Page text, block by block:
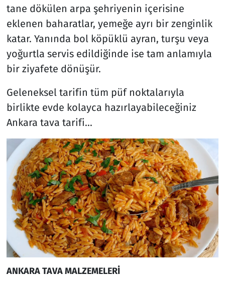
tane dökülen arpa şehriyenin içerisine
eklenen baharatlar, yemeğe ayrı bir zenginlik
katar. Yanında bol köpüklü ayran, turşu veya
yoğurtla servis edildiğinde ise tam anlamıyla
bir ziyafete dönüşür.
Geleneksel tarifin tüm püf noktalarıyla
birlikte evde kolayca hazırlayabileceğiniz
Ankara tava tarifi...
ANKARA TAVA MALZEMELERİ